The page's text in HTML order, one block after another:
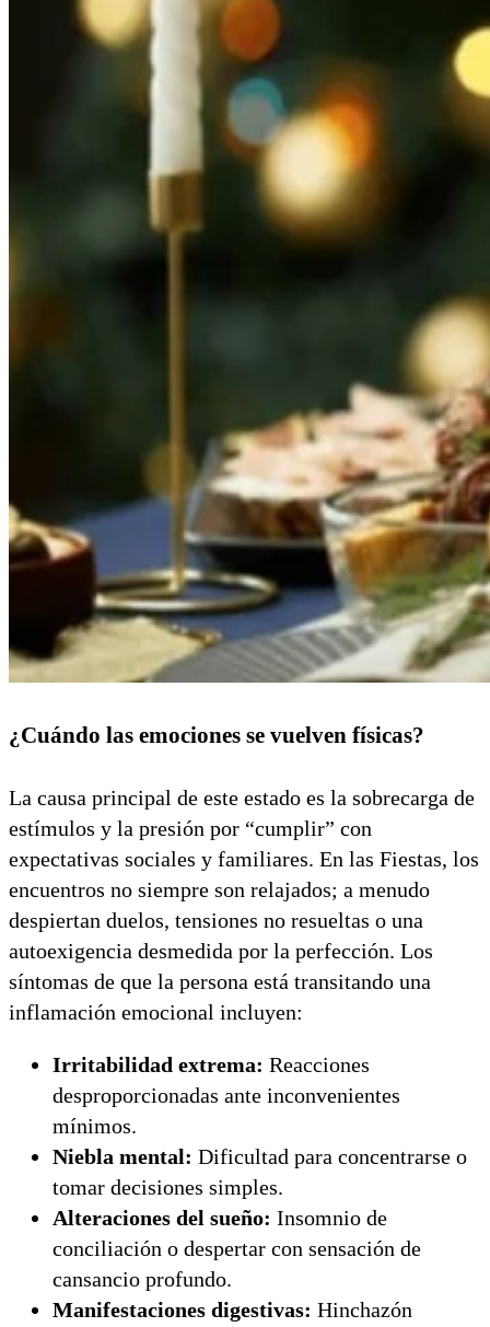
¿Cuándo las emociones se vuelven físicas?
La causa principal de este estado es la sobrecarga de
estímulos y la presión por “cumplir” con
expectativas sociales y familiares. En las Fiestas, los
encuentros no siempre son relajados; a menudo
despiertan duelos, tensiones no resueltas o una
autoexigencia desmedida por la perfección. Los
síntomas de que la persona está transitando una
inflamación emocional incluyen:
Irritabilidad extrema: Reacciones
desproporcionadas ante inconvenientes
mínimos.
Niebla mental: Dificultad para concentrarse o
tomar decisiones simples.
Alteraciones del sueño: Insomnio de
conciliación o despertar con sensación de
cansancio profundo.
Manifestaciones digestivas: Hinchazón